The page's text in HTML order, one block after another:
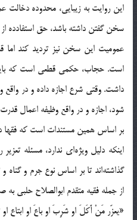
اين روايت به زيبايی، محدوده
سخن گفتن داشته باشد، حق استفادده
عموميت اين سخن نيز ترديد کند
است. حجاب، حکمی قطعی است که بايد
داشت. وقتی شرع اجازه داده و در واقع
شود، اجازه و در واقع وظيفه اعمال
بر اساس همين مستندات است که فقها
اينکه دليل ويژه‌ای ندارد، مسئله
گذاشته‌اند تا بر اساس نوع جرم و
از جمله فقيه متقدم ابوالصلاح حلبی
«يعزّر مَنْ أَکَلَ او شَرِبَ او باعَ او ابتاع